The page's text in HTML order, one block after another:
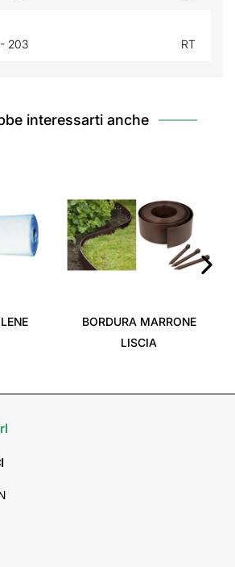
- 203
RT
interessarti anche
BORDURA MARRONE
LISCIA